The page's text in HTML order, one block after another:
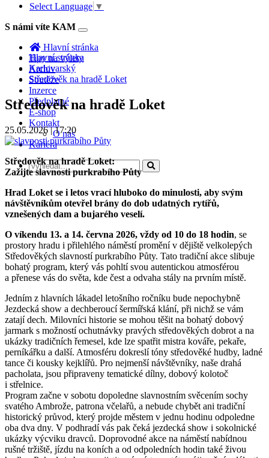
Select Language ▼
S námi víte KAM
Toggle
navigation
Hlavní stránka
Tipy na výlety
Archiv
Soutěže
Inzerce
Předplatné
E-shop
Kontakt
O nás
Kariéra
Hlavní stránka
Karlovarský
Středověk na hradě Loket
Středověk na hradě Loket
25.05.2026 | 17:20
Středověk na hradě Loket:
Zažijte slavnosti purkrabího Půty
Hrad Loket se i letos vrací hluboko do minulosti, aby svým
návštěvníkům otevřel brány do dob udatných rytířů,
vznešených dam a bujarého veselí.
O víkendu 13. a 14. června 2026, vždy od 10 do 18 hodin, se
prostory hradu i přilehlého náměstí promění v dějiště velkolepých
Středověkých slavností purkrabího Půty. Tato tradiční akce slibuje
bohatý program, který vás pohltí svou autentickou atmosférou
a přenese vás do světa, kde čest a odvaha stály na prvním místě.
Jedním z hlavních lákadel letošního ročníku bude nepochybně
Jezdecká show a dechberoucí šermířská klání, při nichž se vám
zatají dech. Milovníci historie se mohou těšit na bohatý dobový
jarmark s možností ochutnávky pravých středověkých dobrot a na
ukázky tradičních řemesel, kde lze spatřit mistra kováře, pekaře,
perníkářku a další. Atmosféru dokreslí tóny středověké hudby, ladné
tance či kousky kejklířů. Pro nejmenší návštěvníky, naše drahá
pacholata, jsou připraveny tematické dílny, dobový kolotoč
i střelnice.
Program začne v sobotu dopoledne slavnostním svěcením sochy
svatého Ambrože, patrona včelařů, a nebude chybět ani tradiční
historický průvod, který projde městem v jednu hodinu odpoledne
oba dva dny. V podhradí vás pak čeká jezdecká show i sokolnické
ukázky výcviku dravců. Doprovodné akce na náměstí nabídnou
rušné tržiště, jízdu na koních a od odpoledních hodin také živou